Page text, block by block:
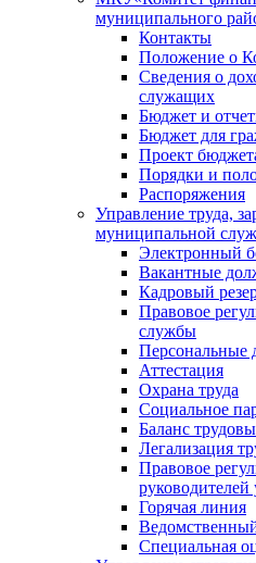
муниципального
Контакты
Положение о
Сведения о
служащих
Бюджет и
Бюджет для
Проект
Порядки и
Распоряжения
Управление труда,
муниципальной
Электронный
Вакантные
Кадровый
Правовое
службы
Персональные
Аттестация
Охрана труда
Социальное
Баланс
Легализация
Правовое
Горячая линия
Специальная